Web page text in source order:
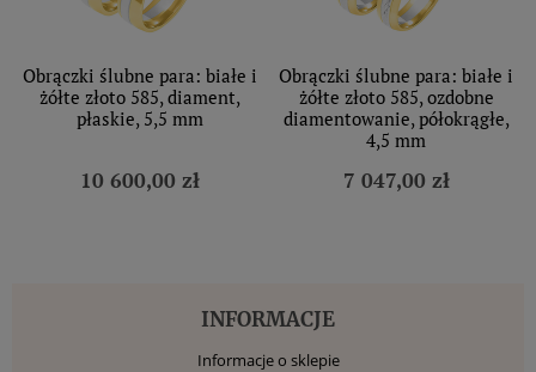
Obrączki ślubne para: białe i
żółte złoto 585, diament,
płaskie, 5,5 mm
10 600,00 zł
Obrączki ślubne para: białe i
żółte złoto 585, ozdobne
diamentowanie, półokrągłe,
4,5 mm
7 047,00 zł
INFORMACJE
Informacje o sklepie